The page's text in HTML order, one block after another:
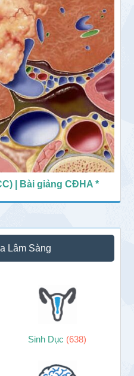
| Bài giảng CĐHA *
Lâm Sàng
Sinh Dục (638)